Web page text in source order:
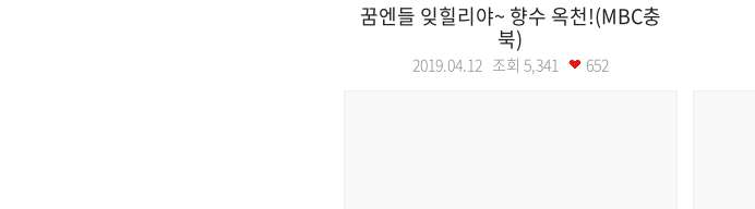
꿈엔들 잊힐리야~ 향수 옥천!(MBC충
북)
2019.04.12 조회 5,341 652